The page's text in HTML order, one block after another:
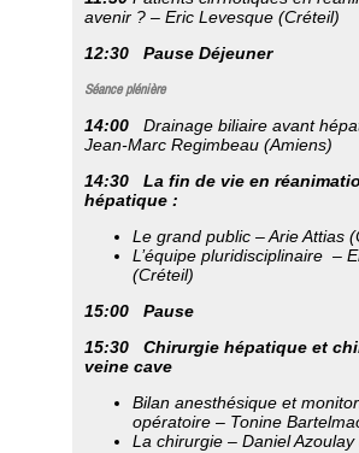
avenir ? – Eric Levesque (Créteil)
12:30
Pause Déjeuner
Séance plénière
14:00
Drainage biliaire avant
Jean-Marc Regimbeau (Amiens)
14:30
La fin de vie en
hépatique :
Le grand public –Arie Attias
L’équipe pluridisciplinaire –
(Créteil)
15:00
Pause
15:30
Chirurgie hépatique et
veine cave
Bilan anesthésique et
opératoire – Tonine
La chirurgie – Daniel Azoulay